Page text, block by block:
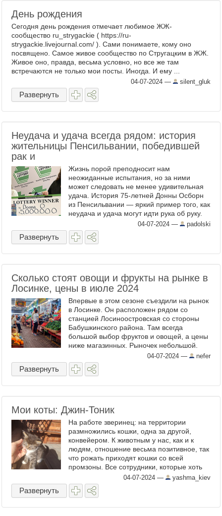
День рождения
Сегодня день рождения отмечает любимое ЖЖ-
сообщество ru_strygackie ( https://ru-
strygackie.livejournal.com/ ). Сами понимаете, кому оно
посвящено. Самое живое сообщество по Стругацким в ЖЖ.
Живое оно, правда, весьма условно, но все же там
встречаются не только мои посты. Иногда. И ему ...
04-07-2024 — silent_gluk
Развернуть
Неудача и удача всегда рядом: история
жительницы Пенсильвании, победившей
рак и
Жизнь порой преподносит нам
неожиданные испытания, но за ними
может следовать не менее удивительная
удача. История 75-летней Донны Осборн
из Пенсильвании — яркий пример того, как
неудача и удача могут идти рука об руку.
Недавно Донна боролась с диагнозом рак
груди и прошла курс ...
04-07-2024 — padolski
Развернуть
Сколько стоят овощи и фрукты на рынке в
Лосинке, цены в июле 2024
Впервые в этом сезоне съездили на рынок
в Лосинке. Он расположен рядом со
станцией Лосиноостровская со стороны
Бабушкинского района. Там всегда
большой выбор фруктов и овощей, а цены
ниже магазинных. Рыночек небольшой.
Основная часть находится в павильоне
под крышей. Один длинный ...
04-07-2024 — nefer
Развернуть
Мои коты: Джин-Тоник
На работе зверинец: на территории
размножились кошки, одна за другой,
конвейером. К животным у нас, как и к
людям, отношение весьма позитивное, так
что рожать приходят кошки со всей
промзоны. Все сотрудники, которые хоть
как-то могли взять котенка, уже
окотовлены, но кошачий конвейер не ...
04-07-2024 — yashma_kiev
Развернуть